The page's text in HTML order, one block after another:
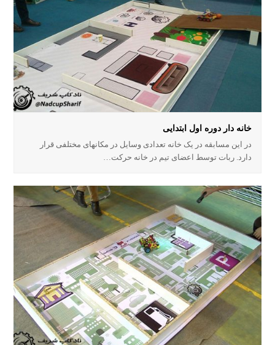
خانه دار دوره اول ابتدایی
در این مسابقه در یک خانه تعدادی وسایل در مکانهای مختلفی قرار
دارد. ربات توسط اعضای تیم در خانه حرکت…